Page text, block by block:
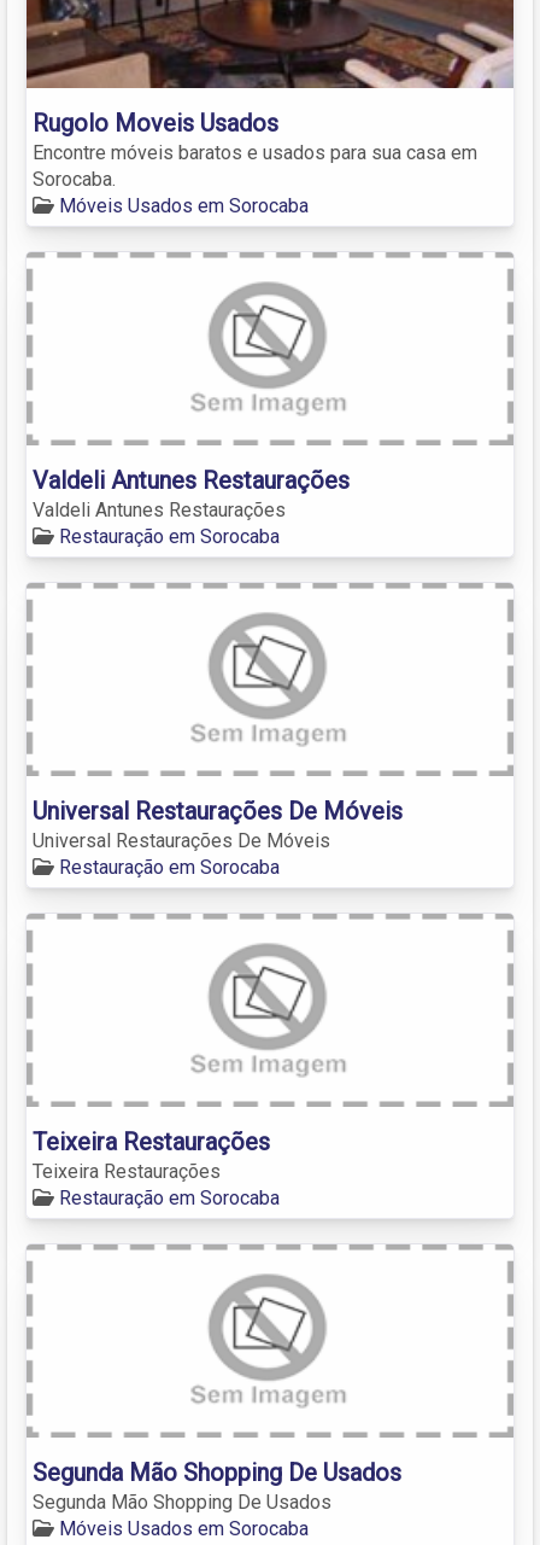
Rugolo Moveis Usados
Encontre móveis baratos e usados para sua casa em
Sorocaba.
Móveis Usados em Sorocaba
Valdeli Antunes Restaurações
Valdeli Antunes Restaurações
Restauração em Sorocaba
Universal Restaurações De Móveis
Universal Restaurações De Móveis
Restauração em Sorocaba
Teixeira Restaurações
Teixeira Restaurações
Restauração em Sorocaba
Segunda Mão Shopping De Usados
Segunda Mão Shopping De Usados
Móveis Usados em Sorocaba